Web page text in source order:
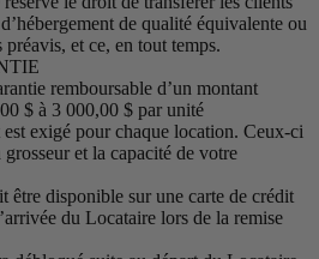
de qualité équivalente ou
préavis, et ce, en tout temps.
remboursable d’un montant
$ à 3 000,00 $ par unité
est exigé pour chaque location. Ceux-ci
et la capacité de votre
être disponible sur une carte de crédit
du Locataire lors de la remise